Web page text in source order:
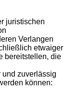
juristischen
Verlangen
etwaiger
bereitstellen, die
und zuverlässig
können: